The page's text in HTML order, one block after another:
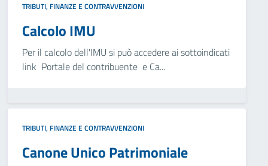
TRIBUTI, FINANZE E CONTRAVVENZIONI
Calcolo IMU
Per il calcolo dell'IMU si può accedere ai sottoindicati
link Portale del contribuente e Ca...
TRIBUTI, FINANZE E CONTRAVVENZIONI
Canone Unico Patrimoniale